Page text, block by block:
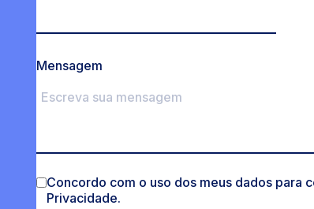
Mensagem
Concordo com o uso dos meus dados para
Privacidade.